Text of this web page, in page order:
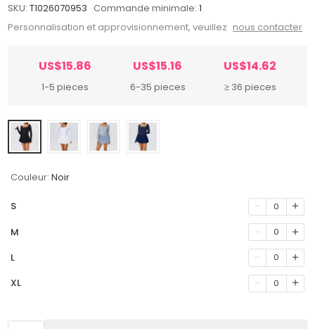
SKU: T1026070953 Commande minimale: 1
Personnalisation et approvisionnement, veuillez nous contacter
US$15.86
1-5 pieces
US$15.16
6-35 pieces
US$14.62
≥ 36 pieces
Couleur: Noir
S 0
M 0
L 0
XL 0